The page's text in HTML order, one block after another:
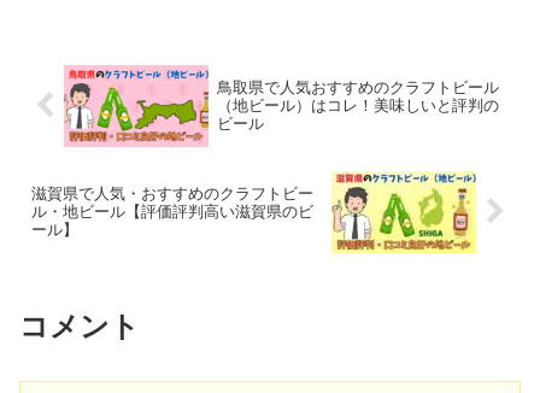
鳥取県で人気おすすめのクラフトビール
（地ビール）はコレ！美味しいと評判の
ビール
滋賀県で人気・おすすめのクラフトビー
ル・地ビール【評価評判高い滋賀県のビ
ール】
コメント